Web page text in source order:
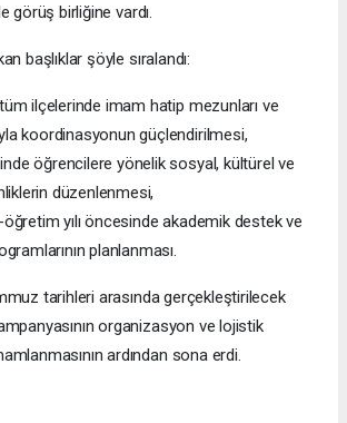
görüş birliğine vardı.
başlıklar şöyle sıralandı:
tüm ilçelerinde imam hatip mezunları ve
koordinasyonun güçlendirilmesi,
öğrencilere yönelik sosyal, kültürel ve
düzenlenmesi,
yılı öncesinde akademik destek ve
planlanması.
tarihleri arasında gerçekleştirilecek
organizasyon ve lojistik
ardından sona erdi.